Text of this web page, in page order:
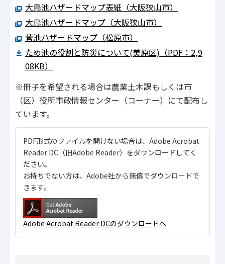
大鳥池ハザードマップ表紙（大阪狭山市）
大鳥池ハザードマップ（大阪狭山市）
菅池ハザードマップ（松原市）
ため池の役割と防災について(美原区)（PDF：2,9
08KB）
※冊子を希望される場合は農業土木課もしくは市
（区）役所市政情報センター（コーナー）にて配布し
ています。
PDF形式のファイルを開けない場合は、Adobe Acrobat
Reader DC（旧Adobe Reader）をダウンロードしてく
ださい。
お持ちでない方は、Adobe社から無償でダウンロードで
きます。
Adobe Acrobat Reader DCのダウンロードへ